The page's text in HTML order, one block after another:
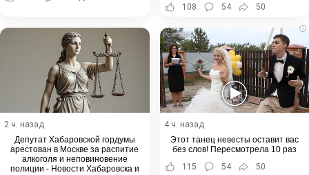
108
54 50
2 ч. назад
Депутат Хабаровской гордумы
арестован в Москве за распитие
алкоголя и неповиновение
полиции - Новости Хабаровска и
i
4 ч. назад
Этот танец невесты оставит вас
без слов! Пересмотрела 10 раз
115
54 50